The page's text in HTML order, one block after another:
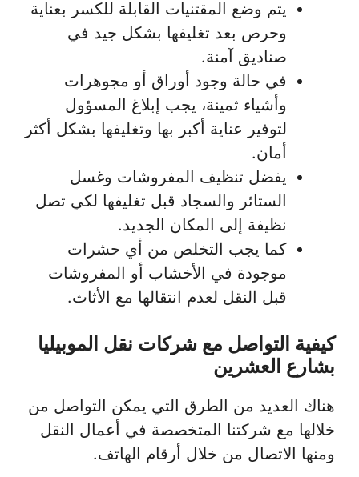
يتم وضع المقتنيات القابلة للكسر بعناية
وحرص بعد تغليفها بشكل جيد في
صناديق آمنة.
في حالة وجود أوراق أو مجوهرات
وأشياء ثمينة، يجب إبلاغ المسؤول
لتوفير عناية أكبر بها وتغليفها بشكل أكثر
أمان.
يفضل تنظيف المفروشات وغسل
الستائر والسجاد قبل تغليفها لكي تصل
نظيفة إلى المكان الجديد.
كما يجب التخلص من أي حشرات
موجودة في الأخشاب أو المفروشات
قبل النقل لعدم انتقالها مع الأثاث.
كيفية التواصل مع شركات نقل الموبيليا
بشارع العشرين
هناك العديد من الطرق التي يمكن التواصل من
خلالها مع شركتنا المتخصصة في أعمال النقل
ومنها الاتصال من خلال أرقام الهاتف.